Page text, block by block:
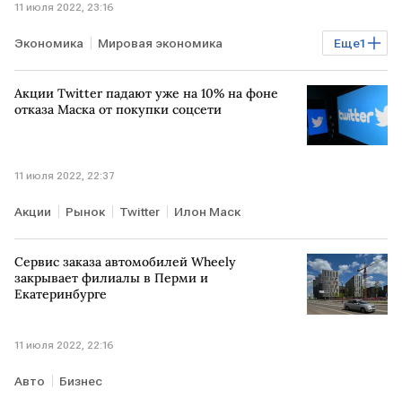
11 июля 2022, 23:16
Еще1
Экономика Мировая экономика
ставки ФРС США
Акции Twitter падают уже на 10% на фоне
отказа Маска от покупки соцсети
11 июля 2022, 22:37
Акции Рынок Twitter Илон Маск
Сервис заказа автомобилей Wheely
закрывает филиалы в Перми и
Екатеринбурге
11 июля 2022, 22:16
Авто Бизнес